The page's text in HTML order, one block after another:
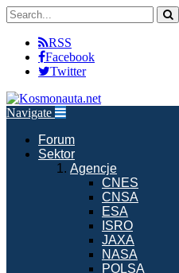
RSS
Facebook
Twitter
Navigate
Forum
Sektor
Agencje
CNES
CNSA
ESA
ISRO
JAXA
NASA
POLSA